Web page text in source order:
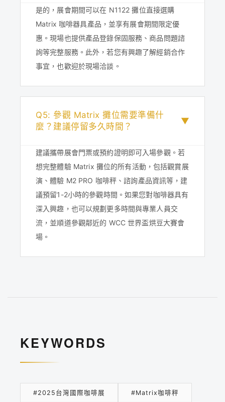
是的，展會期間可以在 N1122 攤位直接選購
Matrix 咖啡器具產品，並享有展會期間限定優
惠。現場也提供產品登錄保固服務、商品問題諮
詢等完整服務。此外，若您有興趣了解經銷合作
事宜，也歡迎於現場洽談。
Q5: 參觀 Matrix 攤位需要準備什
麼？建議停留多久時間？
▼
建議攜帶展會門票或預約證明即可入場參觀。若
想完整體驗 Matrix 攤位的所有活動，包括觀賞展
演、體驗 M2 PRO 咖啡秤、諮詢產品資訊等，建
議預留1-2小時的參觀時間。如果您對咖啡器具有
深入興趣，也可以規劃更多時間與專業人員交
流，並順道參觀鄰近的 WCC 世界盃烘豆大賽會
場。
KEYWORDS
#2025台灣國際咖啡展 #Matrix咖啡秤